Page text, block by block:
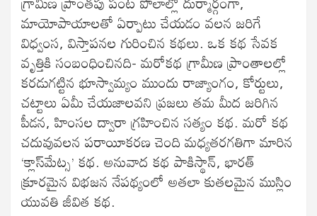
మాయోపాయాలతో ఏర్పాటు చేయడం వలన జరిగే
విధ్వంస, విస్తాపనల గురించిన కథలు. ఒక కథ సేవక
వృత్తికి సంబంధించినది- మరోకథ గ్రామీణ ప్రాంతాలల్లో
కరడుగట్టిన భూస్వామ్యం ముందు రాజ్యాంగం, కోర్టులు,
చట్టాలు ఏమీ చేయజాలవని ప్రజలు తమ మీద జరిగిన
పీడన, హింసల ద్వారా గ్రహించిన సత్యం కథ. మరో కథ
చదువువలన పరాయీకరణ చెంది మధ్యతరగతిగా మారిన
‘క్లాస్‌మేట్స’ కథ. అనువాద కథ పాకిస్థాన్, భారత్
క్రూరమైన విభజన నేపథ్యంలో అతలా కుతలమైన ముస్లిం
యువతి జీవిత కథ.